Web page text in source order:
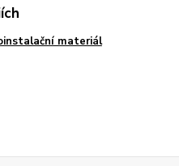
materiál